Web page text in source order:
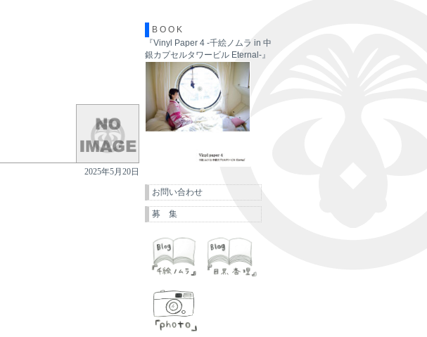
2025年5月20日
B O O K
『Vinyl Paper 4 -千絵ノムラ in 中
銀カプセルタワービル Eternal-』
お問い合わせ
募 集